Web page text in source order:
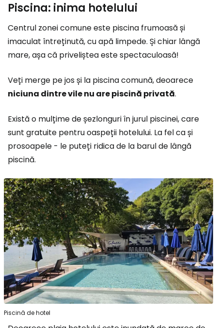
Piscina: inima hotelului
Centrul zonei comune este piscina frumoasă și
imaculat întreținută, cu apă limpede. Și chiar lângă
mare, așa că priveliștea este spectaculoasă!
Veți merge pe jos și la piscina comună, deoarece
niciuna dintre vile nu are piscină privată.
Există o mulțime de șezlonguri în jurul piscinei, care
sunt gratuite pentru oaspeții hotelului. La fel ca și
prosoapele - le puteți ridica de la barul de lângă
piscină.
Piscină de hotel